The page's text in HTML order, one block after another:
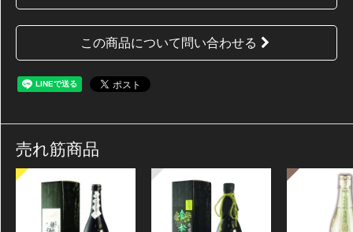
この商品について問い合わせる
売れ筋商品